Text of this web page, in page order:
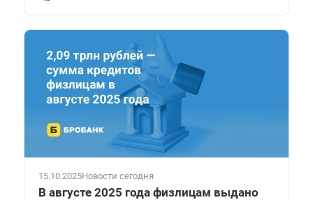
15.10.2025Новости сегодня
В августе 2025 года физлицам выдано